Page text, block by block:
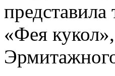
«Фея